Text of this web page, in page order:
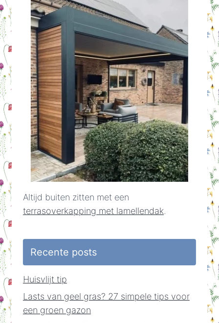
Altijd buiten zitten met een
terrasoverkapping met lamellendak.
Recente posts
Huisvlijt tip
Lasts van geel gras? 27 simpele tips voor
een groen gazon